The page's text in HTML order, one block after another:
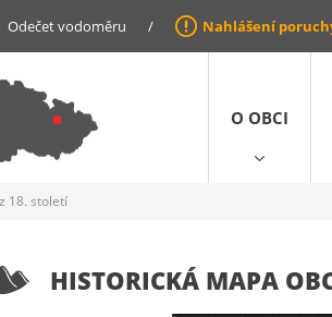
Odečet vodoměru / Nahlášení
O OBCI
18. století
HISTORICKÁ MAPA